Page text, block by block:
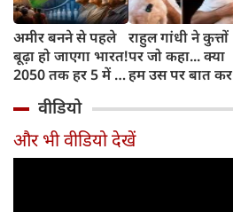
अमीर बनने से पहले
बूढ़ा हो जाएगा भारत!
2050 तक हर 5 में 1
साल से ज्यादा उम्र का
राहुल गांधी ने कुत्तों
पर जो कहा... क्या
हम उस पर बात कर
वीडियो
और भी वीडियो देखें